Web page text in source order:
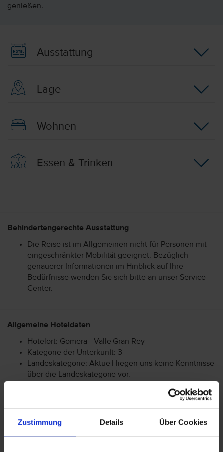
Zustimmung Details Über Cookies
genießen.
Ausstattung
Lage
Wohnen
Essen & Trinken
Behindertengerechte Ausstattung
Die Reise ist im Allgemeinen nicht für Personen mit
eingeschränkter Mobilität geeignet. Bezüglich
genauerer Informationen im Hinblick auf Ihre
Bedürfnisse wenden Sie sich bitte an unser Service-
Center.
Allgemeine Hoteldaten
Hotelort: Gomera - Valle Gran Rey
Kategorie der Unterkunft: 3
Landeskategorie: Aktuell liegen uns keine Kenntnisse
über die Landeskategorie vor.
Achtung: Bitte beachten Sie, dass der Check-In am
Flughafen bei einigen Fluggesellschaften kostenpflichtig